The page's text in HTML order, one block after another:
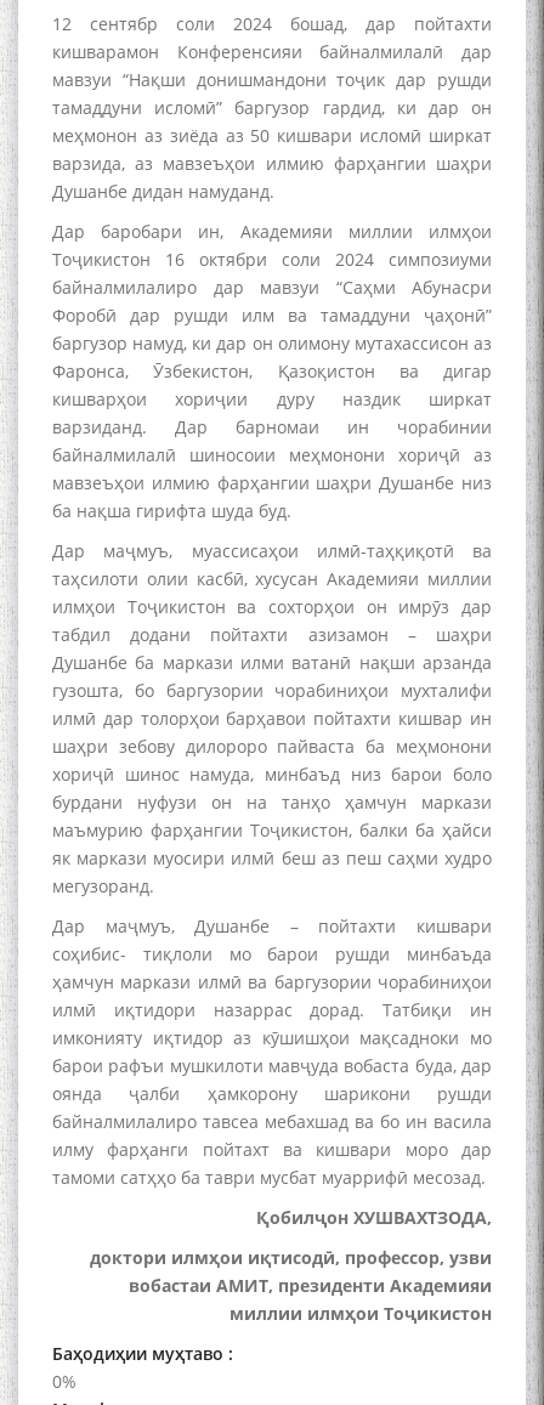
12 сентябр соли 2024 бошад, дар пойтахти
кишварамон Конференсияи байналмилалӣ дар
мавзуи “Нақши донишмандони тоҷик дар рушди
тамаддуни исломӣ” баргузор гардид, ки дар он
меҳмонон аз зиёда аз 50 кишвари исломӣ ширкат
варзида, аз мавзеъҳои илмию фарҳангии шаҳри
Душанбе дидан намуданд.
Дар баробари ин, Академияи миллии илмҳои
Тоҷикистон 16 октябри соли 2024 симпозиуми
байналмилалиро дар мавзуи “Саҳми Абунасри
Форобӣ дар рушди илм ва тамаддуни ҷаҳонӣ”
баргузор намуд, ки дар он олимону мутахассисон аз
Фаронса, Ӯзбекистон, Қазоқистон ва дигар
кишварҳои хориҷии дуру наздик ширкат
варзиданд. Дар барномаи ин чорабинии
байналмилалӣ шиносоии меҳмонони хориҷӣ аз
мавзеъҳои илмию фарҳангии шаҳри Душанбе низ
ба нақша гирифта шуда буд.
Дар маҷмуъ, муассисаҳои илмӣ-таҳқиқотӣ ва
таҳсилоти олии касбӣ, хусусан Академияи миллии
илмҳои Тоҷикистон ва сохторҳои он имрӯз дар
табдил додани пойтахти азизамон – шаҳри
Душанбе ба маркази илми ватанӣ нақши арзанда
гузошта, бо баргузории чорабиниҳои мухталифи
илмӣ дар толорҳои барҳавои пойтахти кишвар ин
шаҳри зебову дилороро пайваста ба меҳмонони
хориҷӣ шинос намуда, минбаъд низ барои боло
бурдани нуфузи он на танҳо ҳамчун маркази
маъмурию фарҳангии Тоҷикистон, балки ба ҳайси
як маркази муосири илмӣ беш аз пеш саҳми худро
мегузоранд.
Дар маҷмуъ, Душанбе – пойтахти кишвари
соҳибис- тиқлоли мо барои рушди минбаъда
ҳамчун маркази илмӣ ва баргузории чорабиниҳои
илмӣ иқтидори назаррас дорад. Татбиқи ин
имконияту иқтидор аз кӯшишҳои мақсадноки мо
барои рафъи мушкилоти мавҷуда вобаста буда, дар
оянда ҷалби ҳамкорону шарикони рушди
байналмилалиро тавсеа мебахшад ва бо ин васила
илму фарҳанги пойтахт ва кишвари моро дар
тамоми сатҳҳо ба таври мусбат муаррифӣ месозад.
Қобилҷон ХУШВАХТЗОДА,
доктори илмҳои иқтисодӣ, профессор, узви
вобастаи АМИТ, президенти Академияи
миллии илмҳои Тоҷикистон
Баҳодиҳии муҳтаво :
0%
Сухбати навқаламон бо
Муъмин Қаноат\Meeting of
young talents with Mumyin
Kanoat
The Persian Gulf Beautiful
poetry from Устод Мумин
Қаноат (Ustod Mumin Qanoat)
and Master Mehryar
Mehrafarin about the conflict
of the name of the Persian
Gulf
Сайри Дарвоз бо Мӯъмин
Қаноат: Чанор ҳам "гап"
мезанад
ШАРҲИ МУЛОҚОТ БО АҲЛИ
ИЛМ ВА МАОРИФИ КИШВАР
АЗ ҶОНИБИ ОЛИМОНИ
АКАДЕМИЯИ МИЛЛИИ
ИЛМҲОИ ТОҶИКИСТОН
БО 4 000 000 СОМОНӢ
ПАЙКАРА ВА ОСОРХОНАИ
МӮЪМИН ҚАНОАТ СОХТА
ШУД!